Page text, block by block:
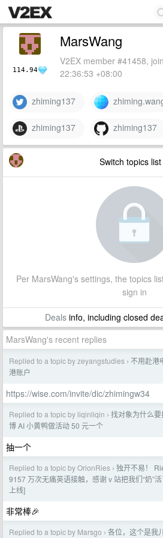
114.94
MarsWang
V2EX member #41458,
22:36:53 +08:00
zhiming137
zhiming137 zhiming137
Switch topics list
Per MarsWang's settings, the topics
sign in
Dealsinfo, including closed
MarsWang's recent replies
Replied to a topic by zeyangstudies › 不用赴港
港账户
https://wise.com/invite/dic/zhimingw34
Replied to a topic by liqinliqin › 找对象为什么
博 AI 小黄鸭做活动 50 元一个
抽一个
Replied to a topic by OrionRies › 独开不易！
9157 万次无痛英语接触，感谢 v 站把我们“奶”
上线]
非常棒🎉
Replied to a topic by Marsgo › 各位，这个是我